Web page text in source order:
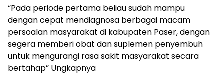
“Pada periode pertama beliau sudah mampu
dengan cepat mendiagnosa berbagai macam
persoalan masyarakat di kabupaten Paser, dengan
segera memberi obat dan suplemen penyembuh
untuk mengurangi rasa sakit masyarakat secara
bertahap” Ungkapnya